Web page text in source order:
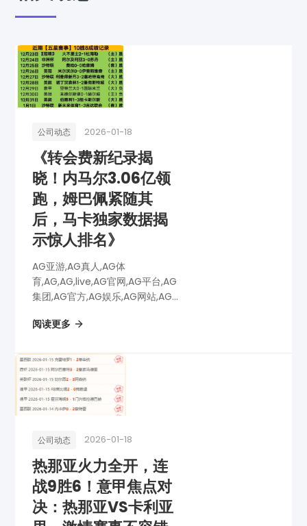
公司动态 2026-01-18
《转会费新纪录揭
晓！内马尔3.06亿领
跑，姆巴佩紧随其
后，马卡独家数据揭
示惊人排名》
AG亚游,AG真人,AG体
育,AG,AG,live,AG官网,AG平台,AG
集团,AG官方,AG娱乐,AG网站,AG
博彩,AG电子,《转会费新纪录揭
随其后，马卡独家数...
阅读更多
公司动态 2026-01-18
热那亚火力全开，连
战9胜6！意甲焦点对
决：热那亚VS卡利亚